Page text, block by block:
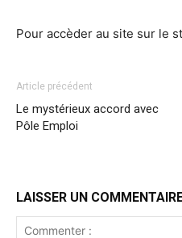
Pour accèder au site sur le
Article précédent
Le mystérieux accord avec
Pôle Emploi
LAISSER UN